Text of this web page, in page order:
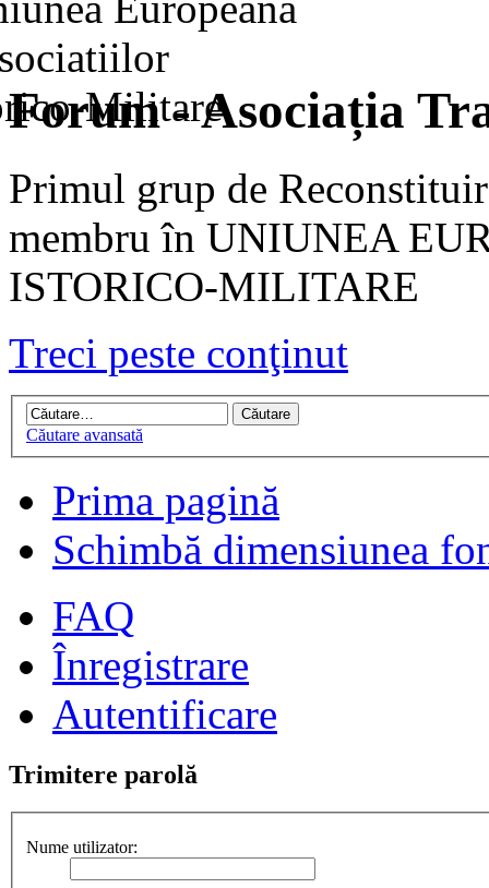
Forum - Asociația
Primul grup de
membru în UNIUNEA
ISTORICO-MILITARE
Treci peste conţinut
Căutare avansată
Prima pagină
Schimbă dimensiunea
FAQ
Înregistrare
Autentificare
Trimitere parolă
Nume utilizator: